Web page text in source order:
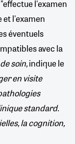
l'examen
l'examen
éventuels
avec la
soin,indique le
en visite
standard.
la cognition,